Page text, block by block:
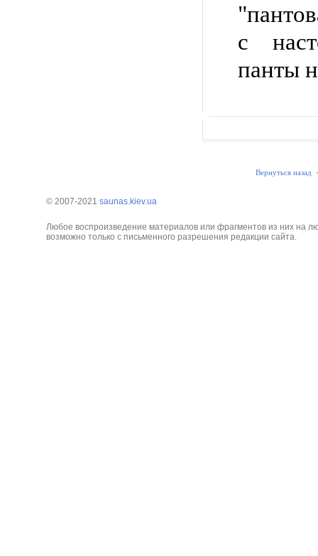
с
панты
Вернуться назад
© 2007-2021 saunas.kiev.ua
Любое воспроизведение материалов или фрагментов из них на
возможно только с письменного разрешения редакции сайта.